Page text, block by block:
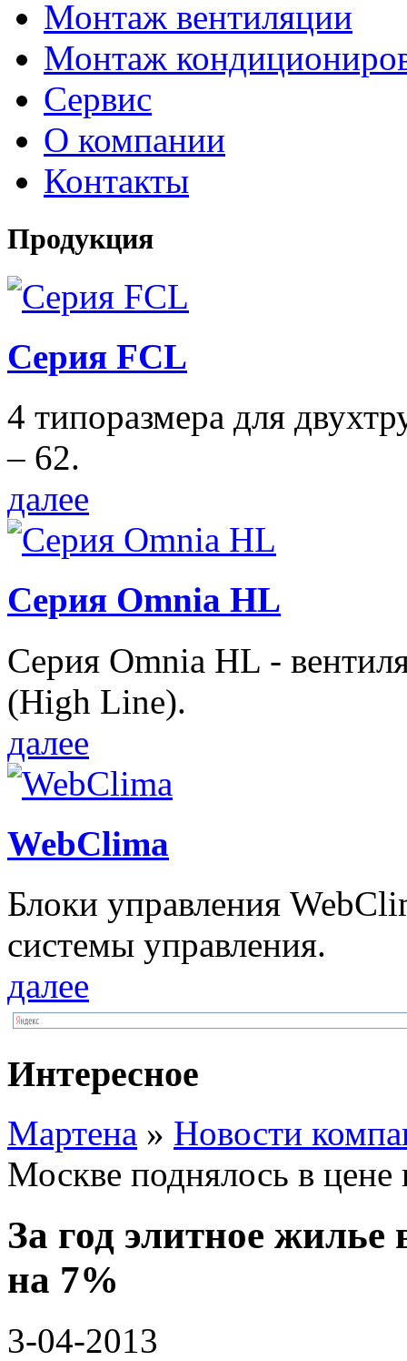
Монтаж вентиляции
Монтаж
Сервис
О компании
Контакты
Продукция
Серия FCL
4 типоразмера для
– 62.
далее
Серия Omnia HL
Серия Omnia HL -
(High Line).
далее
WebClima
Блоки упрaвлeния
системы управления.
далее
Интересное
Мартена » Новости
Москве поднялось в цене
За год элитное
на 7%
3-04-2013